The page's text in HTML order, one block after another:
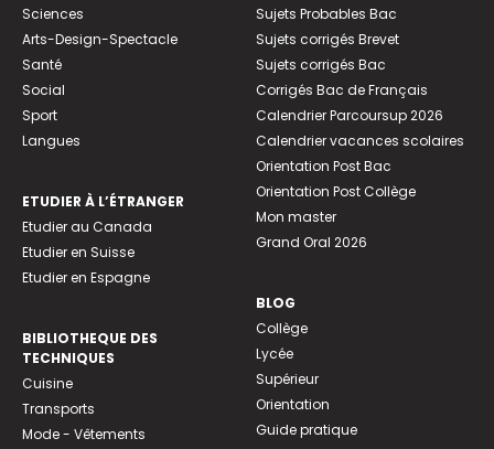
Sciences
Arts-Design-Spectacle
Santé
Social
Sport
Langues
ETUDIER À L’ÉTRANGER
Etudier au Canada
Etudier en Suisse
Etudier en Espagne
BIBLIOTHEQUE DES
TECHNIQUES
Cuisine
Transports
Mode - Vêtements
Sujets Probables Bac
Sujets corrigés Brevet
Sujets corrigés Bac
Corrigés Bac de Français
Calendrier Parcoursup 2026
Calendrier vacances scolaires
Orientation Post Bac
Orientation Post Collège
Mon master
Grand Oral 2026
BLOG
Collège
Lycée
Supérieur
Orientation
Guide pratique